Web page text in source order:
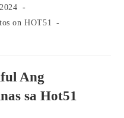
on HOT51
Ang
sa Hot51